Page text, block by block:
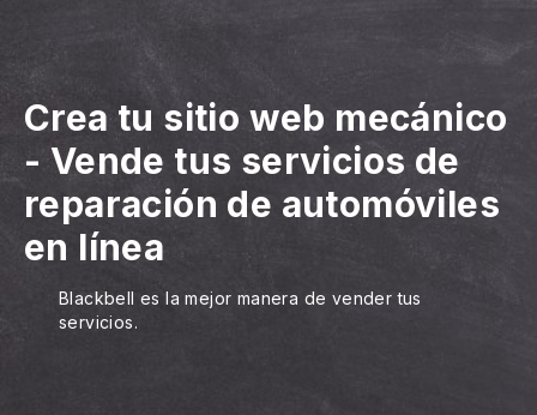
Crea tu sitio web mecánico
-Vende tus servicios de
reparación de automóviles
en línea
Blackbell es la mejor manera de vender tus
servicios.